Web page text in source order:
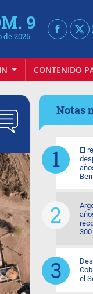
9
de 2026
CONTENIDO
Notas
El
el